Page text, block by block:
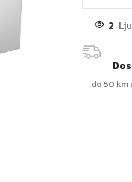
2
do 50 km